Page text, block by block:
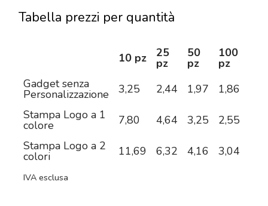
Tabella prezzi per quantità
10 pz 25
pz
50
pz
100
pz
Gadget senza
Personalizzazione 3,25 2,44 1,97 1,86
Stampa Logo a 1
colore 7,80 4,64 3,25 2,55
Stampa Logo a 2
colori 11,69 6,32 4,16 3,04
IVA esclusa